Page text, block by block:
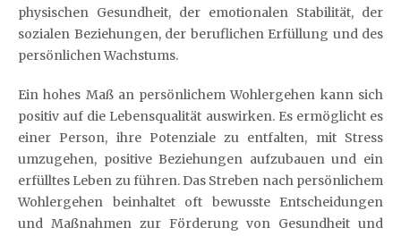
physischen Gesundheit, der emotionalen Stabilität, der
sozialen Beziehungen, der beruflichen Erfüllung und des
persönlichen Wachstums.
Ein hohes Maß an persönlichem Wohlergehen kann sich
positiv auf die Lebensqualität auswirken. Es ermöglicht es
einer Person, ihre Potenziale zu entfalten, mit Stress
umzugehen, positive Beziehungen aufzubauen und ein
erfülltes Leben zu führen. Das Streben nach persönlichem
Wohlergehen beinhaltet oft bewusste Entscheidungen
und Maßnahmen zur Förderung von Gesundheit und